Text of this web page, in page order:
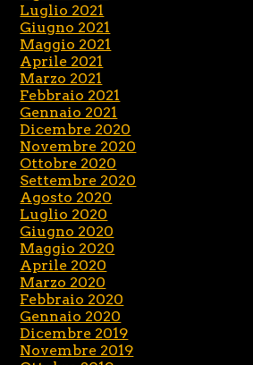
Luglio 2021
Giugno 2021
Maggio 2021
Aprile 2021
Marzo 2021
Febbraio 2021
Gennaio 2021
Dicembre 2020
Novembre 2020
Ottobre 2020
Settembre 2020
Agosto 2020
Luglio 2020
Giugno 2020
Maggio 2020
Aprile 2020
Marzo 2020
Febbraio 2020
Gennaio 2020
Dicembre 2019
Novembre 2019